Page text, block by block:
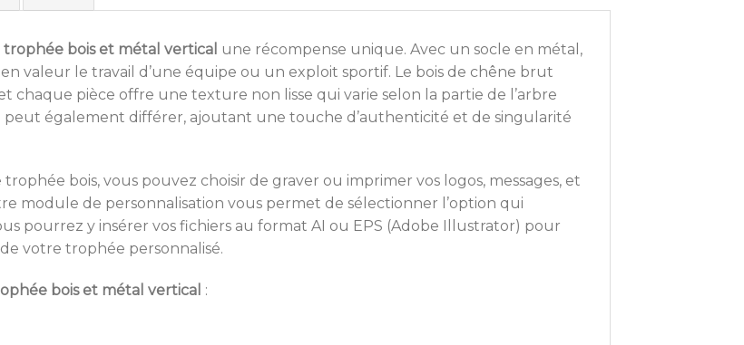
trophée bois et métal vertical une récompense unique. Avec un socle en métal,
valeur le travail d’une équipe ou un exploit sportif. Le bois de chêne brut
chaque pièce offre une texture non lisse qui varie selon la partie de l’arbre
peut également différer, ajoutant une touche d’authenticité et de singularité
bois, vous pouvez choisir de graver ou imprimer vos logos, messages, et
module de personnalisation vous permet de sélectionner l’option qui
pourrez y insérer vos fichiers au format AI ou EPS (Adobe Illustrator) pour
votre trophée personnalisé.
bois et métal vertical :